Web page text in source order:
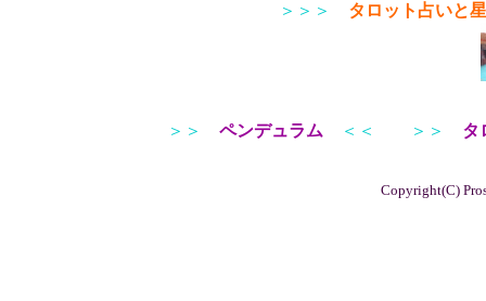
＞＞＞ タロット占いと
＞＞ ペンデュラム ＜＜ ＞＞ タ
Copyright(C)